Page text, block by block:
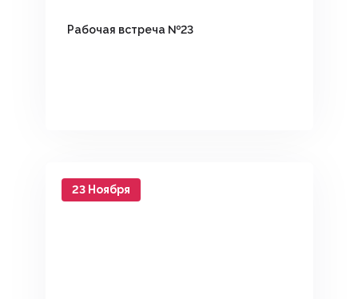
Рабочая встреча №23
23 Ноября